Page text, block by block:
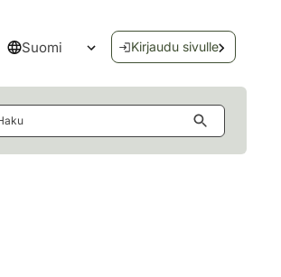
Suomi
Avaa kielivalikko
Kirjaudu sivulle